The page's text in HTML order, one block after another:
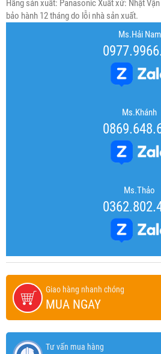
Hãng sản xuất: Panasonic Xuất xứ: Nhật
bảo hành 12 tháng do lỗi nhà sản xuất.
Ms.Hải Nam
Ms.Khánh
Ms.Thảo
Giao hàng nhanh chóng
MUA NGAY
Tư vấn mua hàng